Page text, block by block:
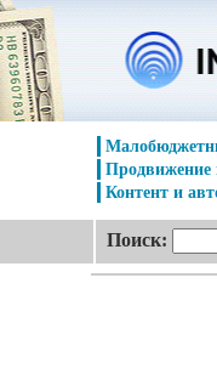
Продвижение
Контент и
Поиск: